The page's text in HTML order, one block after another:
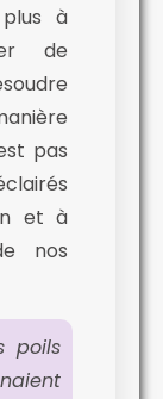
à
de
pas
et à
nos
poils